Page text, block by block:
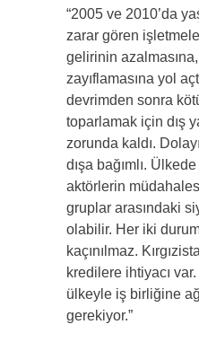
“2005 ve 2010’da
zarar gören
gelirinin
zayıflamasına yol
devrimden sonra
toparlamak için dış
zorunda kaldı.
dışa bağımlı.
aktörlerin
gruplar arasındaki
olabilir. Her iki
kaçınılmaz.
kredilere ihtiyacı
ülkeyle iş birliğine
gerekiyor.”